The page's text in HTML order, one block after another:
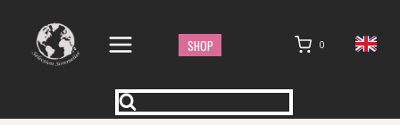
contenu
SHOP 0